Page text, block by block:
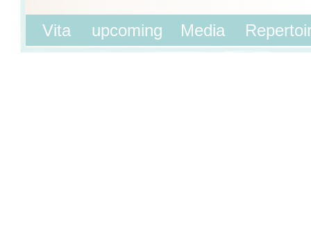
Vita upcoming Media